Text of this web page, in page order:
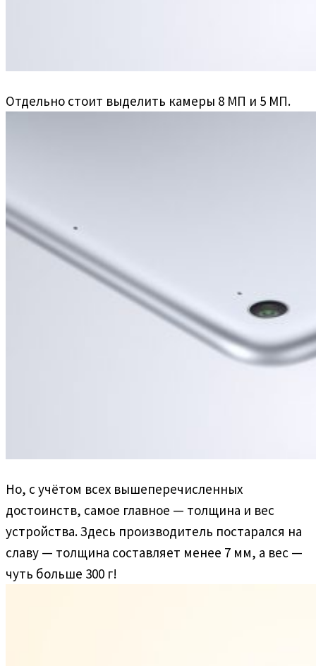
Отдельно стоит выделить камеры 8 МП и 5 МП.
Но, с учётом всех вышеперечисленных
достоинств, самое главное — толщина и вес
устройства. Здесь производитель постарался на
славу — толщина составляет менее 7 мм, а вес —
чуть больше 300 г!